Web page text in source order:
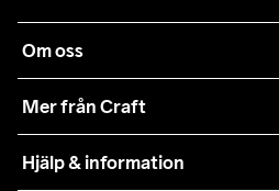
Om oss
Mer från Craft
Teamwear
Hjälp & information